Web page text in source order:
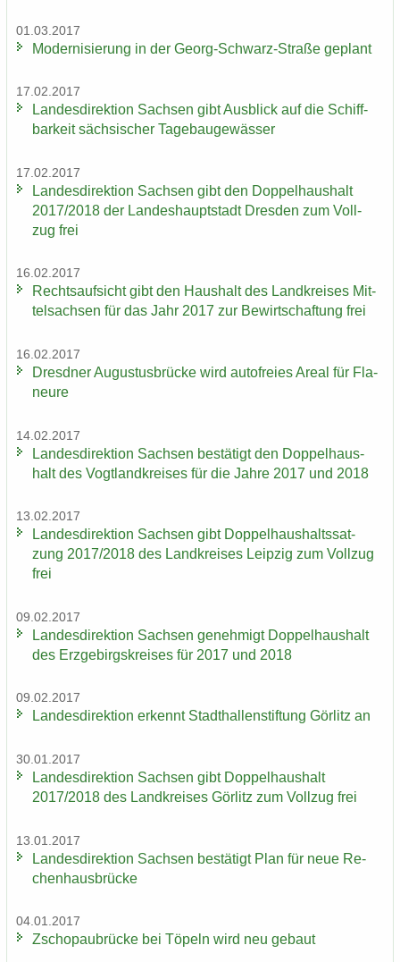
01.03.2017
Mo­der­ni­sie­rung in der Georg-​Schwarz-Straße ge­plant
17.02.2017
Lan­des­di­rek­ti­on Sach­sen gibt Aus­blick auf die Schiff­
bar­keit säch­si­scher Ta­ge­bau­ge­wäs­ser
17.02.2017
Lan­des­di­rek­ti­on Sach­sen gibt den Dop­pel­haus­halt
2017/2018 der Lan­des­haupt­stadt Dres­den zum Voll­
zug frei
16.02.2017
Rechts­auf­sicht gibt den Haus­halt des Land­krei­ses Mit­
tel­sach­sen für das Jahr 2017 zur Be­wirt­schaf­tung frei
16.02.2017
Dresd­ner Au­gus­tus­brü­cke wird au­to­frei­es Areal für Fla­
neu­re
14.02.2017
Lan­des­di­rek­ti­on Sach­sen be­stä­tigt den Dop­pel­haus­
halt des Vogt­land­krei­ses für die Jahre 2017 und 2018
13.02.2017
Lan­des­di­rek­ti­on Sach­sen gibt Dop­pel­haus­halts­sat­
zung 2017/2018 des Land­krei­ses Leip­zig zum Voll­zug
frei
09.02.2017
Lan­des­di­rek­ti­on Sach­sen ge­neh­migt Dop­pel­haus­halt
des Erz­ge­birgs­krei­ses für 2017 und 2018
09.02.2017
Lan­des­di­rek­ti­on er­kennt Stadt­hal­len­stif­tung Gör­litz an
30.01.2017
Lan­des­di­rek­ti­on Sach­sen gibt Dop­pel­haus­halt
2017/2018 des Land­krei­ses Gör­litz zum Voll­zug frei
13.01.2017
Lan­des­di­rek­ti­on Sach­sen be­stä­tigt Plan für neue Re­
chen­haus­brü­cke
04.01.2017
Zscho­pau­brü­cke bei Tö­peln wird neu ge­baut